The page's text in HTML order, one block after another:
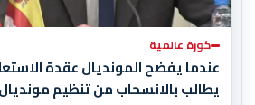
كورة عالمية
عندما يفضح المونديال عقدة